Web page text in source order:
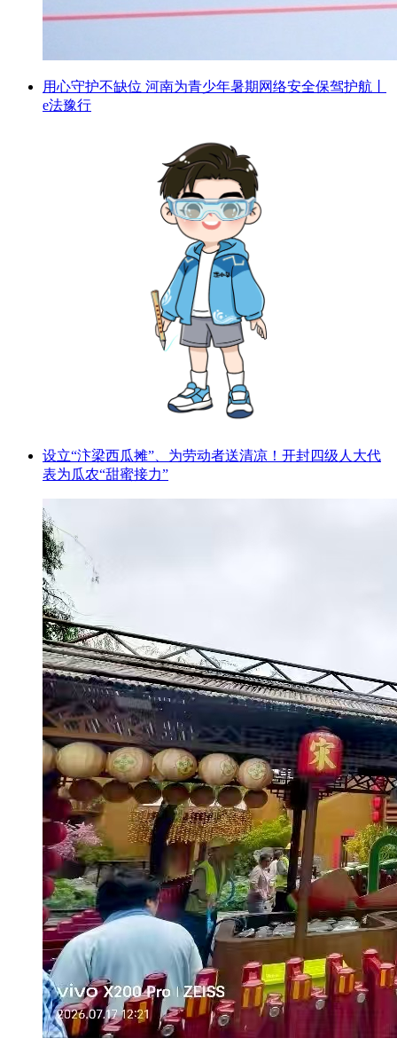
用心守护不缺位 河南为青少年暑期网络安全保驾护航丨
e法豫行
设立“汴梁西瓜摊”、为劳动者送清凉！开封四级人大代
表为瓜农“甜蜜接力”